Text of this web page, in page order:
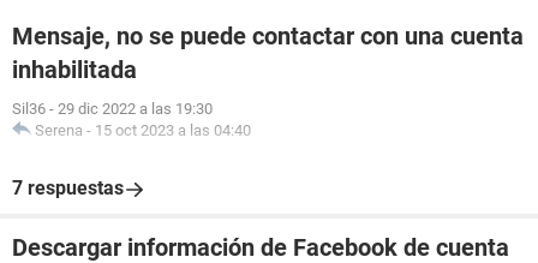
Mensaje, no se puede contactar con una cuenta
inhabilitada
Sil36 - 29 dic 2022 a las 19:30
Serena - 15 oct 2023 a las 04:40
7 respuestas
Descargar información de Facebook de cuenta